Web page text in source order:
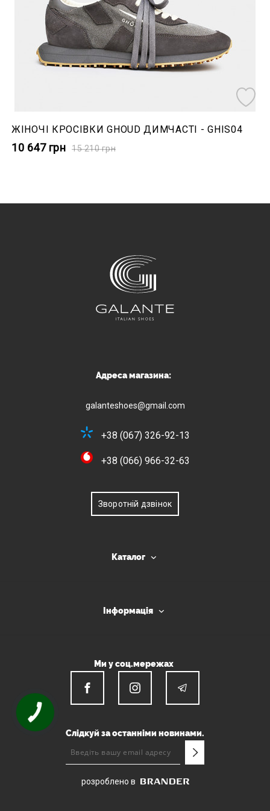
ЖІНОЧІ КРОСІВКИ GHOUD ДИМЧАСТІ - GHIS04
10 647 грн 15 210грн
Адреса магазина:
galanteshoes@gmail.com
+38 (067) 326-92-13
+38 (066) 966-32-63
Зворотній дзвінок
Каталог
Інформація
Ми у соц.мережах
Слідкуй за останніми новинами.
розроблено в
КНОПКА
ЗВ'ЯЗКУ